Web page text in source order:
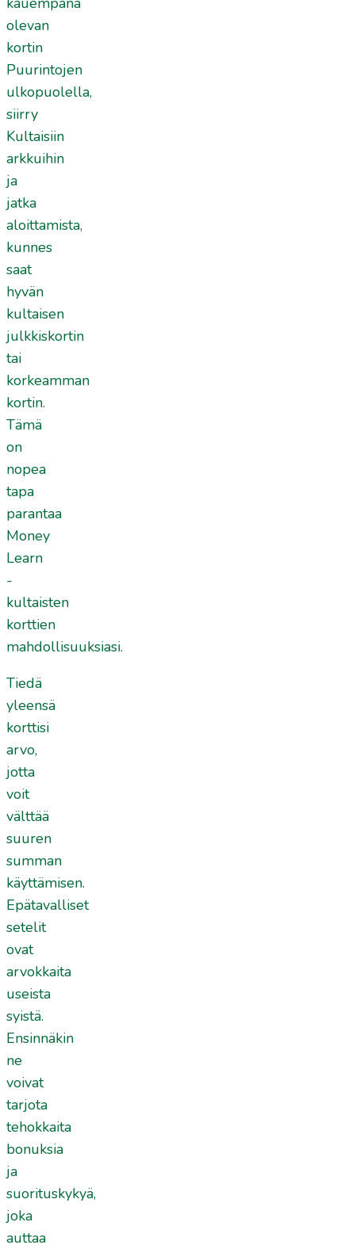
olevan
kortin
Puurintojen
ulkopuolella,
siirry
Kultaisiin
arkkuihin
ja
jatka
aloittamista,
kunnes
saat
hyvän
kultaisen
julkkiskortin
tai
korkeamman
kortin.
Tämä
on
nopea
tapa
parantaa
Money
Learn
-
kultaisten
korttien
mahdollisuuksiasi.
Tiedä
yleensä
korttisi
arvo,
jotta
voit
välttää
suuren
summan
käyttämisen.
Epätavalliset
setelit
ovat
arvokkaita
useista
syistä.
Ensinnäkin
ne
voivat
tarjota
tehokkaita
bonuksia
ja
suorituskykyä,
joka
auttaa